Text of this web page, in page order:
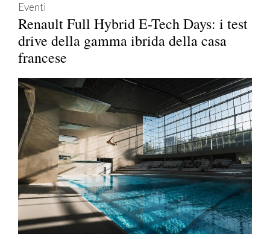
Eventi
Renault Full Hybrid E-Tech Days: i test
drive della gamma ibrida della casa
francese